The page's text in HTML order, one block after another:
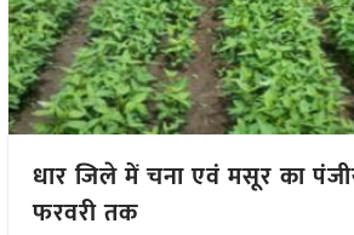
धार जिले में चना एवं मसूर का
फरवरी तक